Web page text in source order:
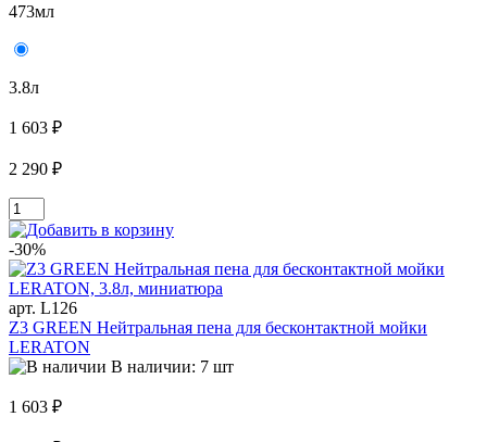
473мл
3.8л
1 603 ₽
2 290 ₽
-30%
арт. L126
Z3 GREEN Нейтральная пена для бесконтактной мойки
LERATON
В наличии: 7 шт
1 603 ₽